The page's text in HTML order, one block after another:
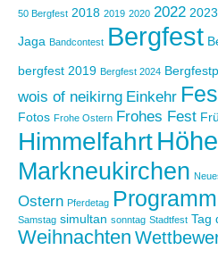
50 Bergfest 2018 2019 2020 2022 2023
Jaga Bandcontest Bergfest
bergfest 2019 Bergfest 2024
wois of neikirng Einkehr
Fotos Frohe Ostern Frohes Fest
Himmelfahrt
Markneukirchen
Ostern Pferdetag Programm
Samstag simultan sonntag Stadtfest Tag
Weihnachten